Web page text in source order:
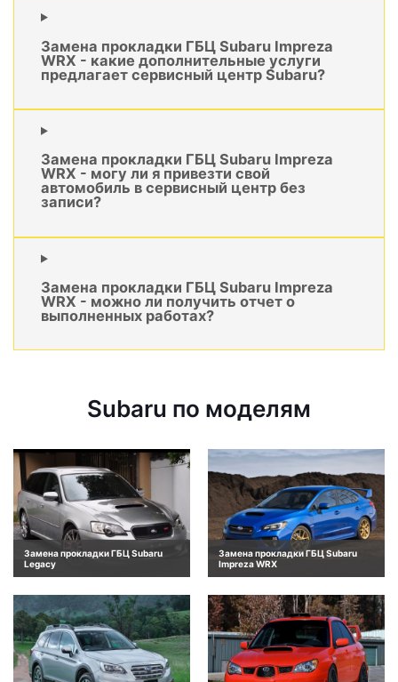
Замена прокладки ГБЦ Subaru Impreza
WRX - какие дополнительные услуги
предлагает сервисный центр Subaru?
Замена прокладки ГБЦ Subaru Impreza
WRX - могу ли я привезти свой
автомобиль в сервисный центр без
записи?
Замена прокладки ГБЦ Subaru Impreza
WRX - можно ли получить отчет о
выполненных работах?
Subaru по моделям
Замена прокладки ГБЦ Subaru
Legacy
Замена прокладки ГБЦ Subaru
Impreza WRX